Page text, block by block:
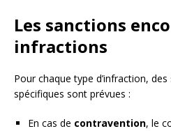
Les sanctions
infractions
Pour chaque type d’infraction,
spécifiques sont prévues :
En cas de contravention, le